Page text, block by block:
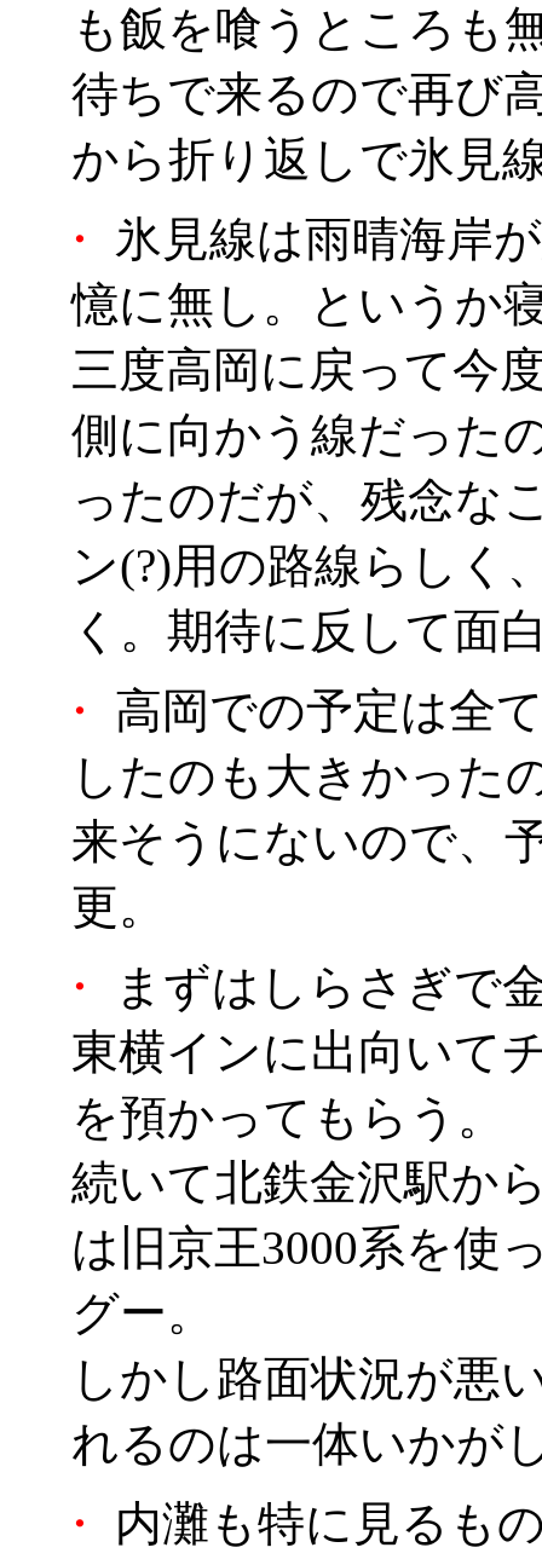
も飯を喰うところも
待ちで来るので再び
から折り返しで氷見
・
氷見線は雨晴海岸
憶に無し。というか
三度高岡に戻って今
側に向かう線だった
ったのだが、残念な
ン(?)用の路線らしく
く。期待に反して面
・
高岡での予定は全
したのも大きかった
来そうにないので、
更。
・
まずはしらさぎで
東横インに出向いて
を預かってもらう。
続いて北鉄金沢駅か
は旧京王3000系を使
グー。
しかし路面状況が悪
れるのは一体いかが
・
内灘も特に見るも